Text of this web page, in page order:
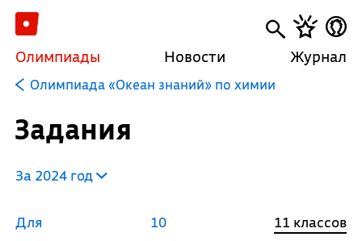
Олимпиады Новости Журнал
Олимпиада «Океан знаний» по химии
Задания
За 2024 год
Для 10 11 классов